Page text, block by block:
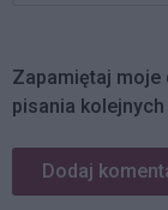
Zapamiętaj moje
pisania